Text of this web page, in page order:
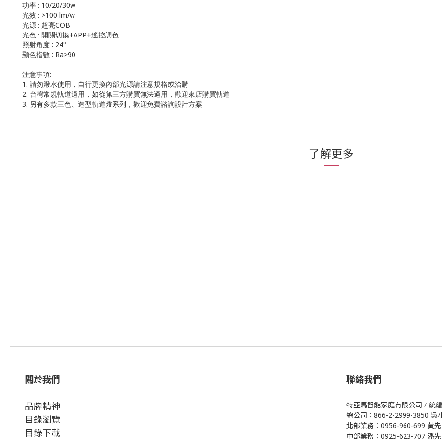
功率 : 10/20/30w
光效 : >100 lm/w
光源 : 超亮COB
光色 : 開關切換+APP+遙控調色
照射角度 : 24°
顯色指數 : Ra>90
注意事項:
1. 請勿潑水使用，自行更換內部光源請注意規格或洽購
2. 台灣常規軌道適用，如從第三方購買無法適用，歡迎來店購買軌道
3. 另有多款三色、造型軌道燈系列，歡迎免費諮詢設計方案
了解更多
關於我們
品牌精神
目錄瀏覽
目錄下載
聯絡我們
特亞馬智能家庭有限公司 / 統
總公司：866-2-2999-3850 吳
北部業務：0956-960-699 黃
中部業務：0925-623-707 潘